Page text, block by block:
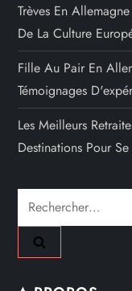
Trèves En
De La Culture
Fille Au Pair En
Témoignages
Les Meilleurs
Destinations Pour
Rechercher :